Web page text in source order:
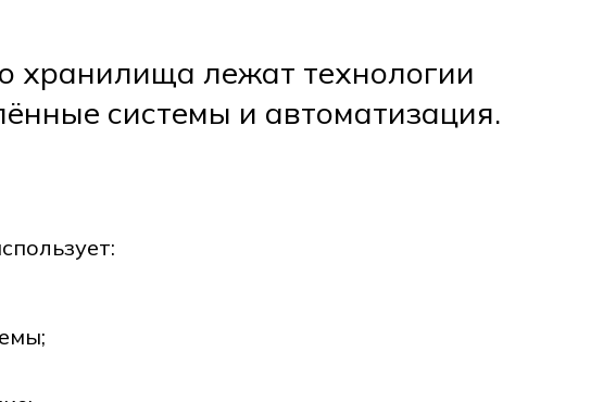
хранилища лежат технологии
системы и автоматизация.